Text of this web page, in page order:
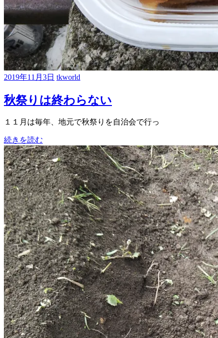
2019年11月3日 tkworld
秋祭りは終わらない
１１月は毎年、地元で秋祭りを自治会で行っ
続きを読む